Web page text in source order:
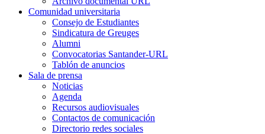
Comunidad universitaria
Consejo de Estudiantes
Sindicatura de Greuges
Alumni
Convocatorias Santander-URL
Tablón de anuncios
Sala de prensa
Noticias
Agenda
Recursos audiovisuales
Contactos de comunicación
Directorio redes sociales